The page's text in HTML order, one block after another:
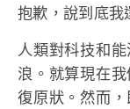
抱歉，說到底我
人類對科技和
浪。就算現在
復原狀。然而